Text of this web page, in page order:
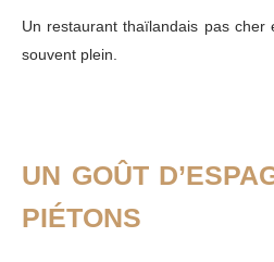
Un restaurant thaïlandais pas
souvent plein.
UN GOÛT
PIÉTONS